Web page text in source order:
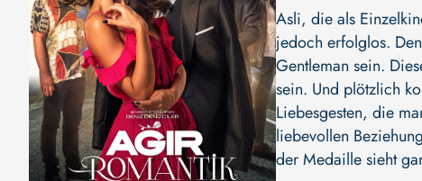
Asli, die als
jedoch erfolglos.
Gentleman sein.
sein. Und plötzlich
Liebesgesten, die
liebevollen
der Medaille sieht